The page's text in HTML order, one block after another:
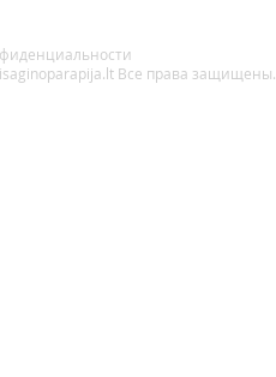
Все права защищены.